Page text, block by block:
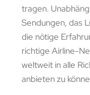
tragen.
Sendungen, das
die nötige
richtige Airline-
weltweit in alle
anbieten zu